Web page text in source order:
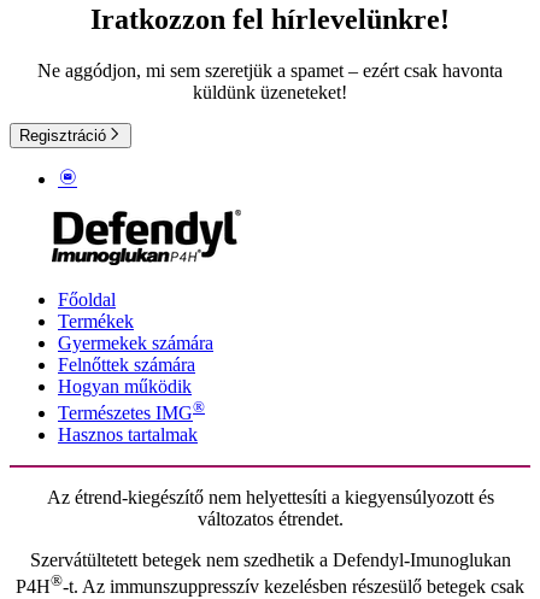
Iratkozzon fel hírlevelünkre!
Ne aggódjon, mi sem szeretjük a spamet – ezért csak havonta
küldünk üzeneteket!
Regisztráció
Főoldal
Termékek
Gyermekek számára
Felnőttek számára
Hogyan működik
Természetes IMG®
Hasznos tartalmak
Az étrend-kiegészítő nem helyettesíti a kiegyensúlyozott és
változatos étrendet.
Szervátültetett betegek nem szedhetik a Defendyl-Imunoglukan
P4H®-t. Az immunszuppresszív kezelésben részesülő betegek csak